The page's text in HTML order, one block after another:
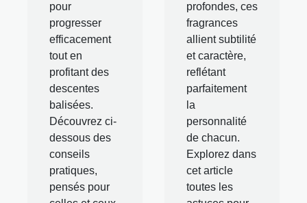
pour
progresser
efficacement
tout en
profitant des
descentes
balisées.
Découvrez ci-
dessous des
conseils
pratiques,
pensés pour
profondes, ces
fragrances
allient subtilité
et caractère,
reflétant
parfaitement
la
personnalité
de chacun.
Explorez dans
cet article
toutes les